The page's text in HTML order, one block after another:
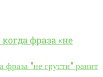
фраза «не
фраза "не грусти" ранит